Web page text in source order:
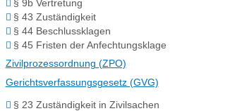
§ 9b Vertretung
§ 43 Zuständigkeit
§ 44 Beschlussklagen
§ 45 Fristen der Anfechtungsklage
Zivilprozessordnung (ZPO)
Gerichtsverfassungsgesetz (GVG)
§ 23 Zuständigkeit in Zivilsachen